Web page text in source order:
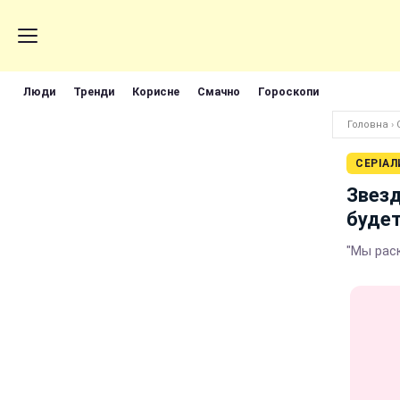
Люди Тренди Корисне Смачно Гороскопи
Головна ›
"Мы